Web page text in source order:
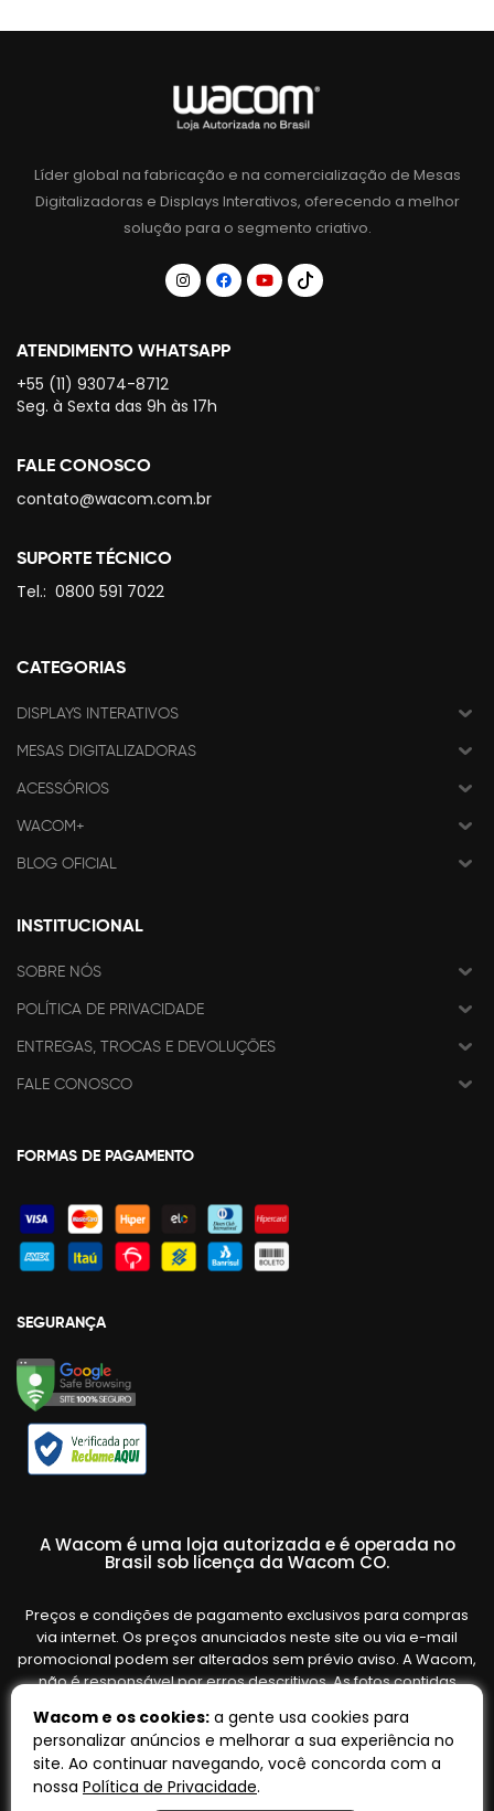
Líder global na fabricação e na comercialização de Mesas
Digitalizadoras e Displays Interativos, oferecendo a melhor
solução para o segmento criativo.
ATENDIMENTO WHATSAPP
+55 (11) 93074-8712
Seg. à Sexta das 9h às 17h
FALE CONOSCO
contato@wacom.com.br
SUPORTE TÉCNICO
Tel.: 0800 591 7022
CATEGORIAS
DISPLAYS INTERATIVOS
MESAS DIGITALIZADORAS
ACESSÓRIOS
WACOM+
BLOG OFICIAL
INSTITUCIONAL
SOBRE NÓS
POLÍTICA DE PRIVACIDADE
ENTREGAS, TROCAS E DEVOLUÇÕES
FALE CONOSCO
FORMAS DE PAGAMENTO
SEGURANÇA
A Wacom é uma loja autorizada e é operada no
Brasil sob licença da Wacom CO.
Preços e condições de pagamento exclusivos para compras
via internet. Os preços anunciados neste site ou via e-mail
promocional podem ser alterados sem prévio aviso. A Wacom,
não é responsável por erros descritivos. As fotos contidas
variar de acordo com o fornecedor/lote do fabricante. Ofertas
válidas até o término de nossos estoques. Vendas sujeitas à
análise e confirmação de dados.
Wacom e os cookies: a gente usa cookies para
personalizar anúncios e melhorar a sua experiência no
site. Ao continuar navegando, você concorda com a
nossa Política de Privacidade.